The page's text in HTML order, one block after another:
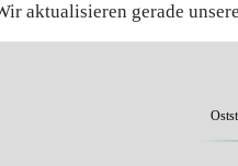
aktualisieren gerade